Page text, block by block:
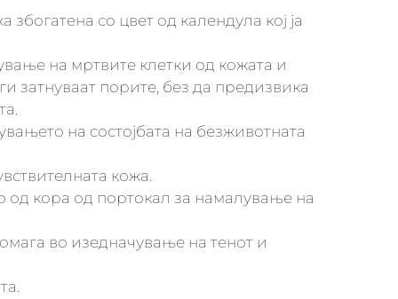
со цвет од календула кој ја
на мртвите клетки од кожата и
затнуваат порите, без да предизвика
на состојбата на безживотната
кожа.
од кора од портокал за намалување на
во изедначување на тенот и